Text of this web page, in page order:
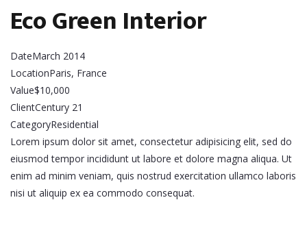
Eco Green Interior
DateMarch 2014
LocationParis, France
Value$10,000
ClientCentury 21
CategoryResidential
Lorem ipsum dolor sit amet, consectetur adipisicing elit, sed do
eiusmod tempor incididunt ut labore et dolore magna aliqua. Ut
enim ad minim veniam, quis nostrud exercitation ullamco laboris
nisi ut aliquip ex ea commodo consequat.